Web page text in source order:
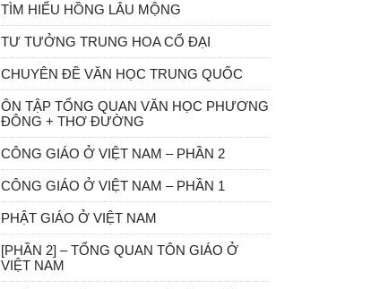
TÌM HIỂU HỒNG LÂU MỘNG
TƯ TƯỞNG TRUNG HOA CỔ ĐẠI
CHUYÊN ĐỀ VĂN HỌC TRUNG QUỐC
ÔN TẬP TỔNG QUAN VĂN HỌC PHƯƠNG
ĐÔNG + THƠ ĐƯỜNG
CÔNG GIÁO Ở VIỆT NAM – PHẦN 2
CÔNG GIÁO Ở VIỆT NAM – PHẦN 1
PHẬT GIÁO Ở VIỆT NAM
[PHẦN 2] – TỔNG QUAN TÔN GIÁO Ở
VIỆT NAM